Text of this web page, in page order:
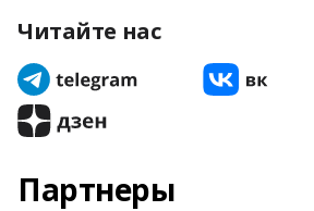
Читайте нас
Партнеры